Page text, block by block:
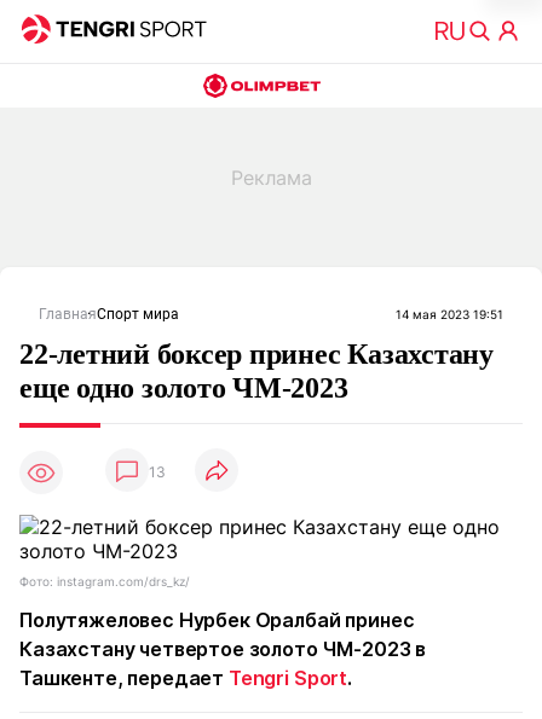
ГлавнаяСпорт мира 14 мая 2023 19:51
22-летний боксер принес Казахстану
еще одно золото ЧМ-2023
13
Фото: instagram.com/drs_kz/
Полутяжеловес Нурбек Оралбай принес
Казахстану четвертое золото ЧМ-2023 в
Ташкенте, передает Tengri Sport.